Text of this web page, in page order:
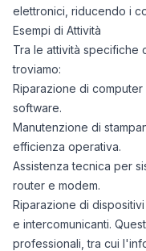
elettronici, riducendo i
Esempi di Attività
Tra le attività specifiche
troviamo:
Riparazione di
software.
Manutenzione di
efficienza operativa.
Assistenza tecnica per
router e modem.
Riparazione di
e intercomunicanti.
professionali, tra cui